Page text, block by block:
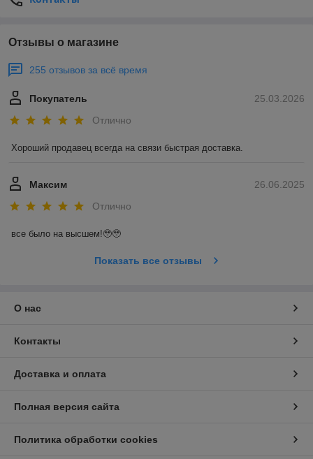
Отзывы о магазине
255 отзывов за всё время
25.03.2026
Покупатель
Отлично
Хороший продавец всегда на связи быстрая доставка.
26.06.2025
Максим
Отлично
все было на высшем!🥹🥹
Показать все отзывы
О нас
Контакты
Доставка и оплата
Полная версия сайта
Политика обработки cookies